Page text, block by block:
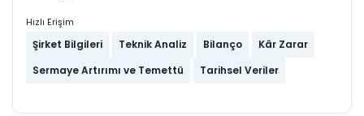
Hızlı Erişim
Şirket Bilgileri Teknik Analiz Bilanço
Kâr Zarar
Sermaye Artırımı ve Temettü
Tarihsel Veriler